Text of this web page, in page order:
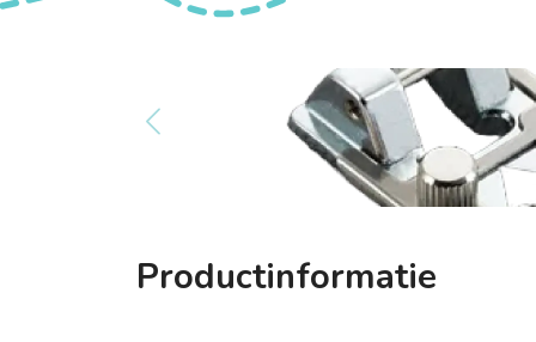
Productinformatie